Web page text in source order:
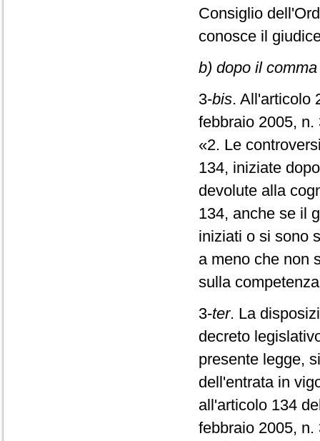
Consiglio
conosce il
b) dopo il
3-bis. All'articolo
febbraio 2005,
«2. Le
134, iniziate
devolute alla
134, anche se il
iniziati o si sono
a meno che non
sulla
3-ter. La
decreto
presente legge,
dell'entrata in
all'articolo 134
febbraio 2005,